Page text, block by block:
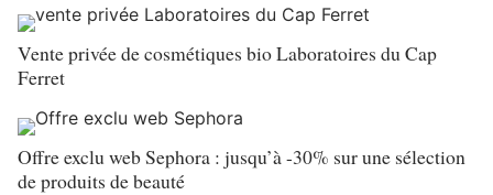
Vente privée de cosmétiques bio Laboratoires du Cap
Ferret
Offre exclu web Sephora : jusqu’à -30% sur une sélection
de produits de beauté